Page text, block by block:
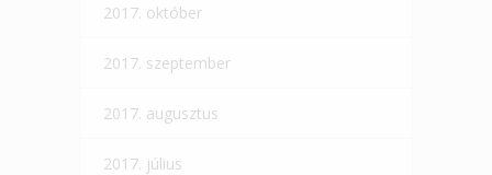
2017. október
2017. szeptember
2017. augusztus
2017. július